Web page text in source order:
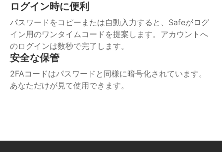
ログイン時に便利
パスワードをコピーまたは自動入力すると、Safeがログ
イン用のワンタイムコードを提案します。アカウントへ
のログインは数秒で完了します。
安全な保管
2FAコードはパスワードと同様に暗号化されています。
あなただけが見て使用できます。